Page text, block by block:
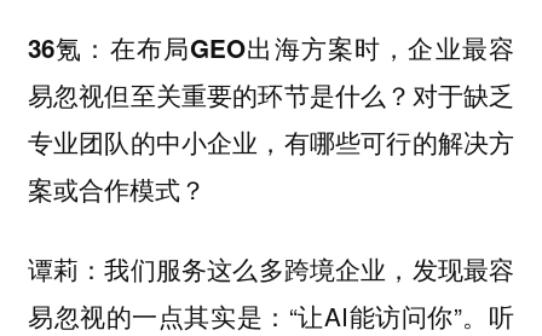
36氪：在布局GEO出海方案时，企业最容
易忽视但至关重要的环节是什么？对于缺乏
专业团队的中小企业，有哪些可行的解决方
案或合作模式？
谭莉：我们服务这么多跨境企业，发现最容
易忽视的一点其实是：“让AI能访问你”。听